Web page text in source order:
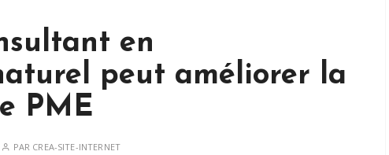
en
peut améliorer la
PME
PAR CREA-SITE-INTERNET